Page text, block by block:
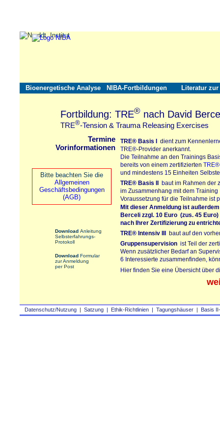
Datenschutz/Nutzung | Satzung | Ethik-Richtlinien | Tagungshäuser | Basis
Bioenergetische Analyse NIBA-Fortbildungen Literatur zur
Fortbildung: TRE® nach David
TRE®-Tension & Trauma Releasing Exercises
Bitte beachten Sie die
Allgemeinen
Geschäftsbedingungen
(AGB)
Termine
Vorinformationen
Download Anleitung
Selbsterfahrungs-
Protokoll
Download Formular
zur Anmeldung
per Post
TRE® Basis I dient zum
TRE®-Provider anerkannt.
Die Teilnahme an den Trainings
bereits von einem zertifizierten
und mindestens 15 Einheiten
TRE® Basis II baut im Rahmen der
im Zusammenhang mit dem
Voraussetzung für die Teilnahme ist
Mit dieser Anmeldung ist
Berceli zzgl. 10 Euro (zus. 45
nach Ihrer Zertifizierung zu
TRE® Intensiv III baut auf den
Gruppensupervision ist Teil der
Wenn zusätzlicher Bedarf an
6 Interessierte zusammenfinden,
Hier finden Sie eine Übersicht über